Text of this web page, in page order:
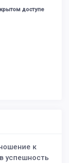
доступе
к
успешность